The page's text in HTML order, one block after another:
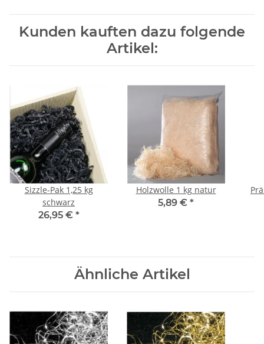
Kunden kauften dazu folgende
Artikel:
Sizzle-Pak 1,25 kg
schwarz
26,95 € *
Holzwolle 1 kg natur
5,89 € *
Ähnliche Artikel